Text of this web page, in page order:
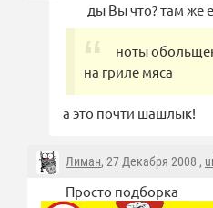
ды Вы что? там же
ноты
на гриле мяса
а это почти шашлык!
Лиман, 27 Декабря 2008 ,
Просто подборка